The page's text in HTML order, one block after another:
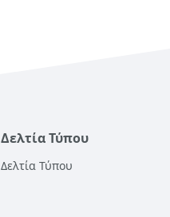
Δελτία Τύπου
Δελτία Τύπου